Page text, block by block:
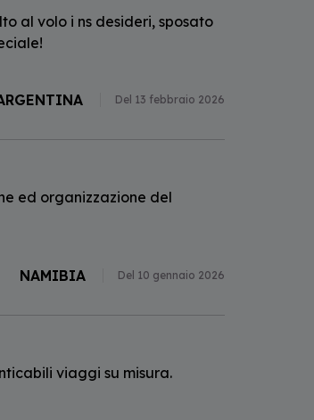
al volo i ns desideri, sposato
Del 13 febbraio 2026
ed organizzazione del
NAMIBIA Del 10 gennaio 2026
viaggi su misura.